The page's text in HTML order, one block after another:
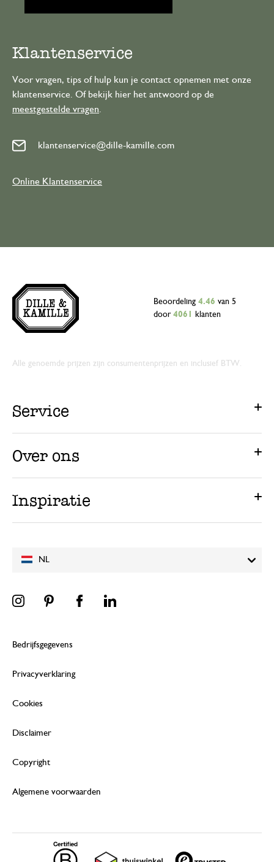
Klantenservice
Voor vragen, tips of hulp kun je contact opnemen met onze
klantenservice. Of bekijk hier het antwoord op de
meestgestelde vragen.
klantenservice@dille-kamille.com
Online Klantenservice
NL
Beoordeling 4.46 van 5
door 4061 klanten
Alle genoemde prijzen zijn consumentenprijzen en inclusief BTW.
Service
Over ons
Inspiratie
Bedrijfsgegevens
Privacyverklaring
Cookies
Disclaimer
Copyright
Algemene voorwaarden